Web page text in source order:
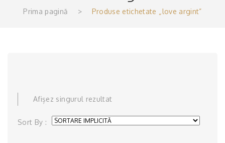
Prima pagină > Produse etichetate „love argint”
Afișez singurul rezultat
Sort By :